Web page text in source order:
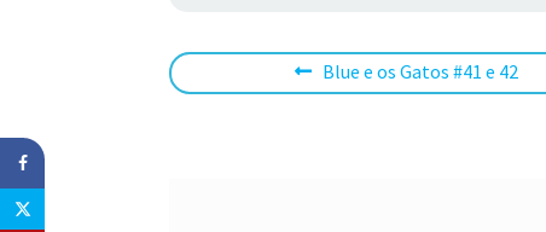
Navegação
Post
Blue e os Gatos #41 e 42